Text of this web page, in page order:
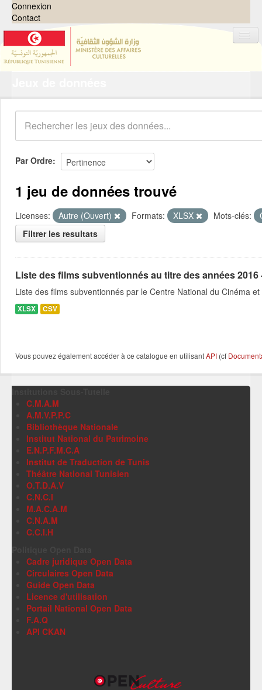
Connexion
Contact
Organisations
Groupes
Demandes 0
À propos
Par Ordre
1 jeu de données trouvé
Licenses: Autre (Ouvert) Formats: XLSX Mots-clés:
Filtrer les resultats
Liste des films subventionnés au titre des années 2016
Liste des films subventionnés par le Centre National du Cinéma
XLSX CSV
Vous pouvez également accéder à ce catalogue en utilisantAPI (cf
C.M.A.M
A.M.V.P.P.C
Bibliothèque Nationale
Institut National du Patrimoine
E.N.P.F.M.C.A
Institut de Traduction de Tunis
Théâtre National Tunisien
O.T.D.A.V
C.N.C.I
M.A.C.A.M
C.N.A.M
C.C.I.H
Cadre juridique Open Data
Circulaires Open Data
Guide Open Data
Licence d'utilisation
Portail National Open Data
F.A.Q
API CKAN